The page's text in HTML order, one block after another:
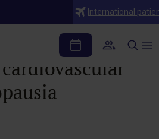
International
y prevenir la